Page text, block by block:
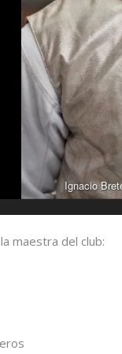
Ignacio
maestra del club: